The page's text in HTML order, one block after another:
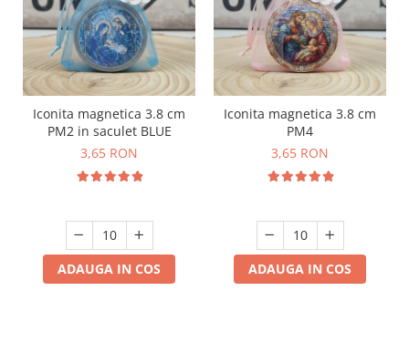
Iconita magnetica 3.8 cm
PM2 in saculet BLUE
3,65 RON
ADAUGA IN COS
Iconita magnetica 3.8 cm
PM4
3,65 RON
ADAUGA IN COS